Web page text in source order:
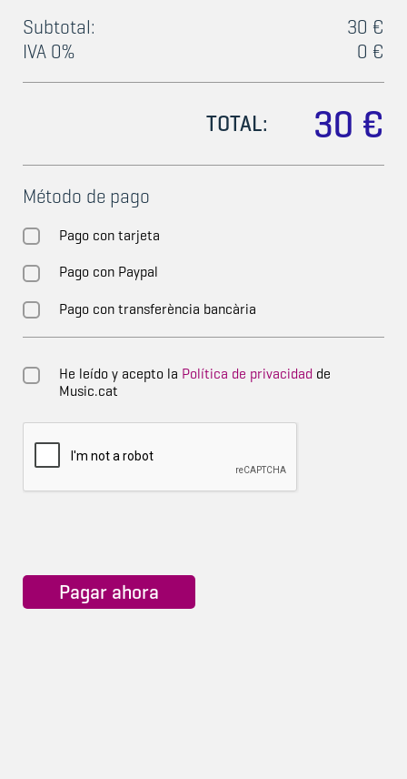
Subtotal:
30 €
IVA 0%
0 €
30 €
TOTAL:
Método de pago
Pago con tarjeta
Pago con Paypal
Pago con transferència bancària
He leído y acepto la Política de privacidadde
Music.cat
Pagar ahora